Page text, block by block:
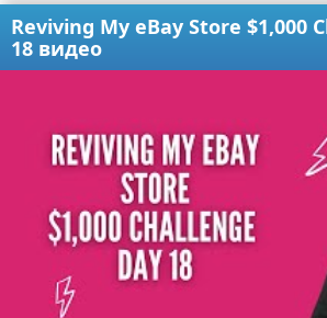
Reviving My eBay Store $1,000
18 видео